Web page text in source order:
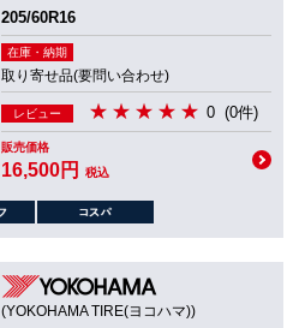
205/60R16
在庫・納期
取り寄せ品(要問い合わせ)
レビュー 0 (0件)
販売価格
16,500円 税込
(YOKOHAMA TIRE(ヨコハマ))